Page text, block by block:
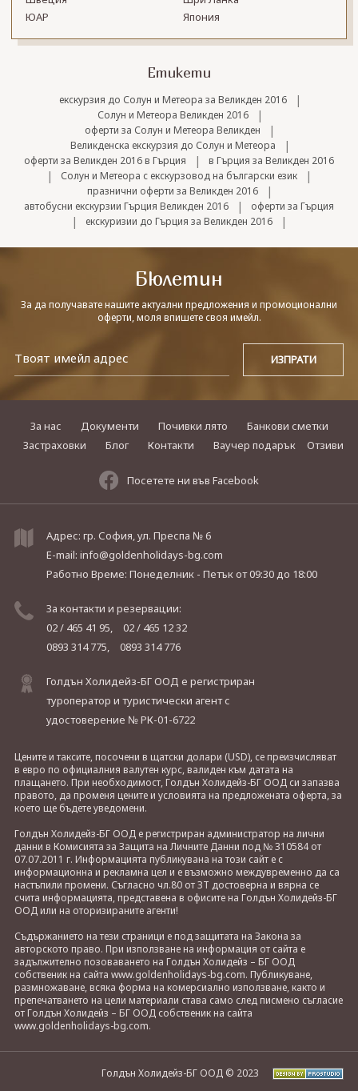
ЮАР
Япония
Етикети
екскурзия до Солун и Метеора за Великден 2016 |
Солун и Метеора Великден 2016 |
оферти за Солун и Метеора Великден |
Великденска екскурзия до Солун и Метеора |
оферти за Великден 2016 в Гърция | в Гърция за Великден 2016
| Солун и Метеора с екскурзовод на български език |
празнични оферти за Великден 2016 |
автобусни екскурзии Гърция Великден 2016 | оферти за Гърция
| екскуризии до Гърция за Великден 2016 |
Бюлетин
За да получавате нашите актуални предложения и промоционални
оферти, моля впишете своя имейл.
За нас Документи Почивки лято
Банкови сметки
Застраховки
Блог Контакти Ваучер подарък Отзиви
Посетете ни във Facebook
Адрес: гр. София, ул. Преспа № 6
E-mail: info@goldenholidays-bg.com
Работно Време: Понеделник - Петъкот 09:30 до 18:00
За контакти и резервации:
02 / 465 41 95,
02 / 465 12 32
0893 314 775,
0893 314 776
Голдън Холидейз-БГ ООД е регистриран
туроператор и туристически агент с
удостоверение № РК-01-6722
Цените и таксите, посочени в щатски долари (USD), се преизчисляват
в евро по официалния валутен курс, валиден към датата на
плащането. При необходимост, Голдън Холидейз-БГ ООД си запазва
правото, да променя цените и условията на предложената оферта, за
което ще бъдете уведомени.
Голдън Холидейз-БГ ООД е регистриран администратор на лични
данни в Комисията за Защита на Личните Данни под № 310584 от
07.07.2011 г. Информацията публикувана на този сайт е с
информационна и рекламна цел и е възможно междувременно да са
настъпили промени. Съгласно чл.80 от ЗТ достоверна и вярна се
счита информацията, представена в офисите на Голдън Холидейз-БГ
ООД или на оторизираните агенти!
Съдържанието на тези страници е под защитата на Закона за
авторското право. При използване на информация от сайта е
задължително позоваването на Голдън Холидейз – БГ ООД
собственик на сайта www.goldenholidays-bg.com. Публикуване,
размножаване, всяка форма на комерсиално използване, както и
препечатването на цели материали става само след писмено съгласие
от Голдън Холидейз – БГ ООД собственик на сайта
www.goldenholidays-bg.com.
Голдън Холидейз-БГ ООД © 2023